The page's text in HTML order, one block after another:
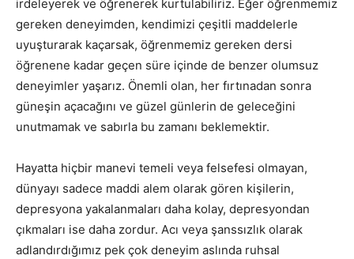
irdeleyerek ve öğrenerek kurtulabiliriz. Eğer öğrenmemiz
gereken deneyimden, kendimizi çeşitli maddelerle
uyuşturarak kaçarsak, öğrenmemiz gereken dersi
öğrenene kadar geçen süre içinde de benzer olumsuz
deneyimler yaşarız. Önemli olan, her fırtınadan sonra
güneşin açacağını ve güzel günlerin de geleceğini
unutmamak ve sabırla bu zamanı beklemektir.
Hayatta hiçbir manevi temeli veya felsefesi olmayan,
dünyayı sadece maddi alem olarak gören kişilerin,
depresyona yakalanmaları daha kolay, depresyondan
çıkmaları ise daha zordur. Acı veya şanssızlık olarak
adlandırdığımız pek çok deneyim aslında ruhsal